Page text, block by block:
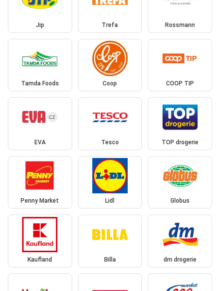
Jip Trefa Rossmann
Tamda Foods Coop COOP TIP
EVA Tesco TOP drogerie
Penny Market Lidl Globus
Kaufland Billa dm drogerie